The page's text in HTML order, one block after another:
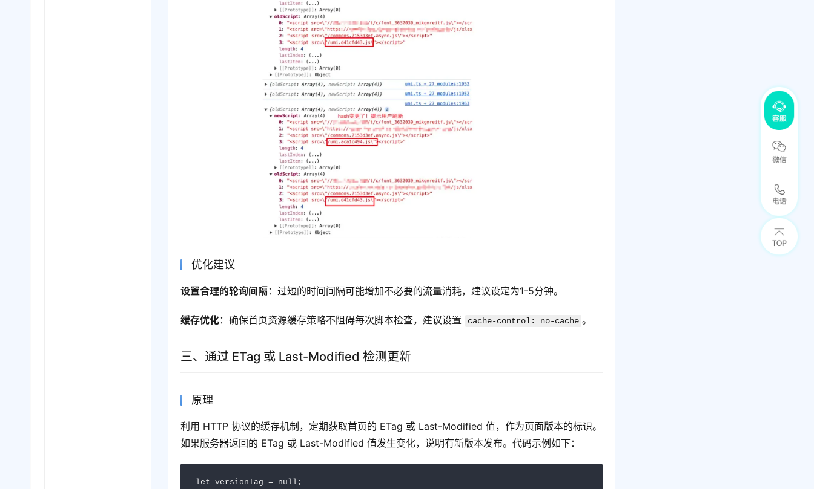
优化建议
设置合理的轮询间隔：过短的时间间隔可能增加不必要的流量消耗，建议设定为1-5分钟。
缓存优化：确保首页资源缓存策略不阻碍每次脚本检查，建议设置 cache-control: no-cache 。
三、通过 ETag 或 Last-Modified 检测更新
原理
利用 HTTP 协议的缓存机制，定期获取首页的 ETag 或 Last-Modified 值，作为页面版本的标识。
如果服务器返回的 ETag 或 Last-Modified 值发生变化，说明有新版本发布。代码示例如下：
let versionTag = null;